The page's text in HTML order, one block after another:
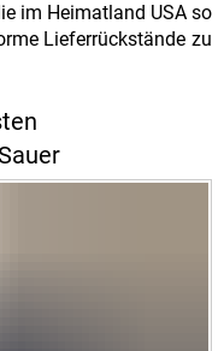
im Heimatland USA so
Lieferrückstände zu